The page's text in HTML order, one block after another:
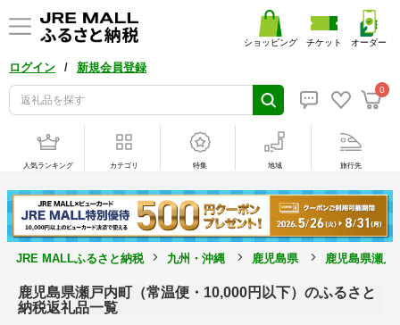
ログイン / 新規会員登録
0
ショッピング チケット オーダー
人気ランキング カテゴリ 特集 地域 旅行先
JRE MALLふるさと納税 九州・沖縄 鹿児島県 鹿児島県瀬戸
鹿児島県瀬戸内町（常温便・10,000円以下）のふるさと
納税返礼品一覧